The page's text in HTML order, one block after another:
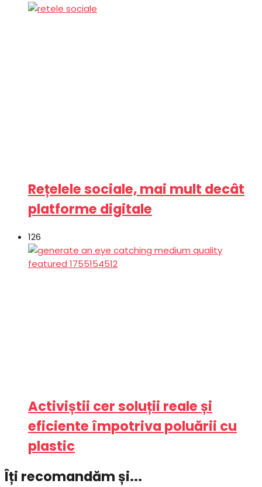
Rețelele sociale, mai mult decât
platforme digitale
126
Activiștii cer soluții reale și
eficiente împotriva poluării cu
plastic
Îți recomandăm și...